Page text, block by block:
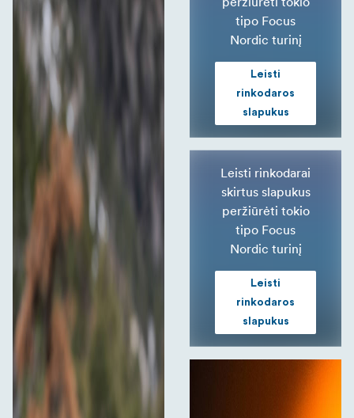
tipo Focus
Nordic turinį
Leisti
rinkodaros
slapukus
Leisti rinkodarai
skirtus slapukus
peržiūrėti tokio
tipo Focus
Nordic turinį
Leisti
rinkodaros
slapukus